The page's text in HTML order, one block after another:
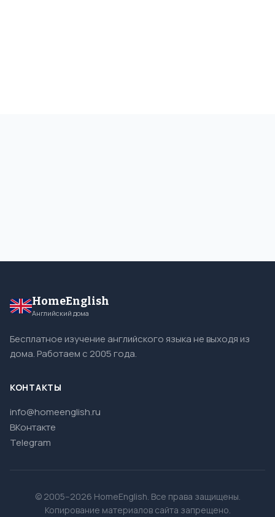
HomeEnglish
Английский дома
Бесплатное изучение английского языка не выходя из
дома. Работаем с 2005 года.
КОНТАКТЫ
info@homeenglish.ru
ВКонтакте
Telegram
© 2005–2026 HomeEnglish. Все права защищены.
Копирование материалов сайта запрещено.